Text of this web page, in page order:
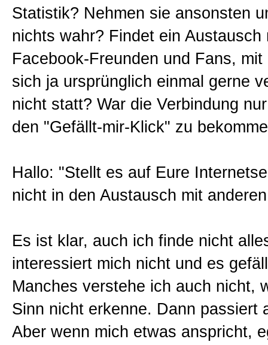
Newsletter
Allgemein
Sitemap
Impressum und
Statistik? Nehmen sie ansonsten
nichts wahr? Findet ein Austausch
Facebook-Freunden und Fans, mit
sich ja ursprünglich einmal gerne
nicht statt? War die Verbindung
den "Gefällt-mir-Klick" zu
Hallo: "Stellt es auf Eure
nicht in den Austausch mit
Es ist klar, auch ich finde nicht
interessiert mich nicht und es
Manches verstehe ich auch nicht,
Sinn nicht erkenne. Dann passiert
Aber wenn mich etwas anspricht,